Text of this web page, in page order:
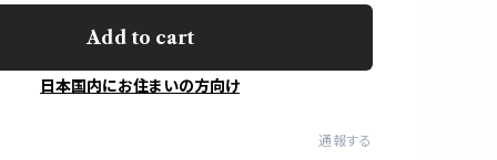
Add to cart
日本国内にお住まいの方向け
通報する